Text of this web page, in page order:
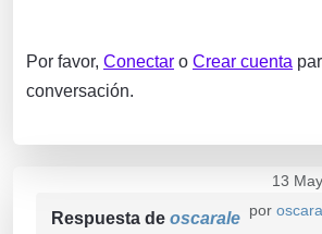
Por favor, Conectar o Crear cuenta
conversación.
13
por
Respuesta de oscarale